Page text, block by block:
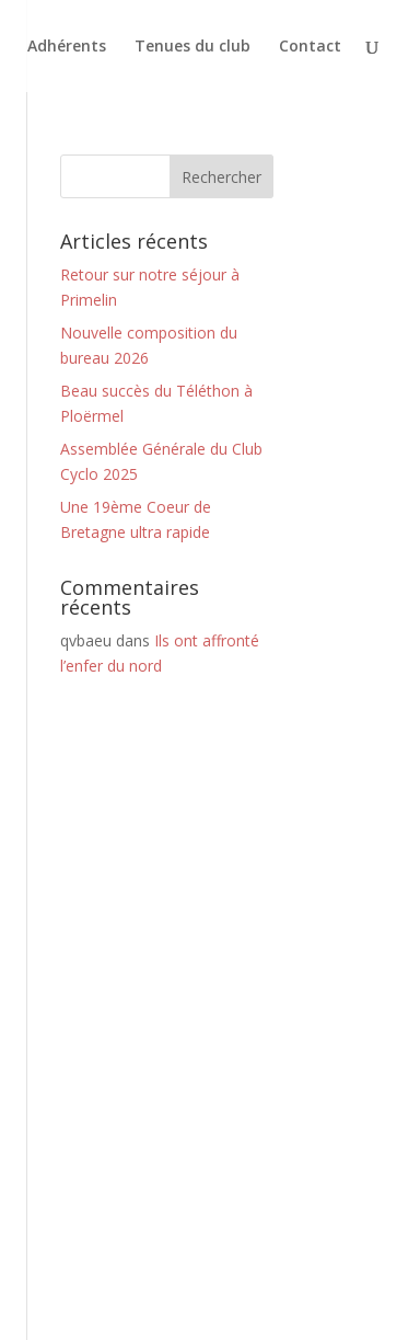
Adhérents Tenues du club Contact
Articles récents
Retour sur notre séjour à
Primelin
Nouvelle composition du
bureau 2026
Beau succès du Téléthon à
Ploërmel
Assemblée Générale du Club
Cyclo 2025
Une 19ème Coeur de
Bretagne ultra rapide
Commentaires
récents
qvbaeu dans Ils ont affronté
l’enfer du nord